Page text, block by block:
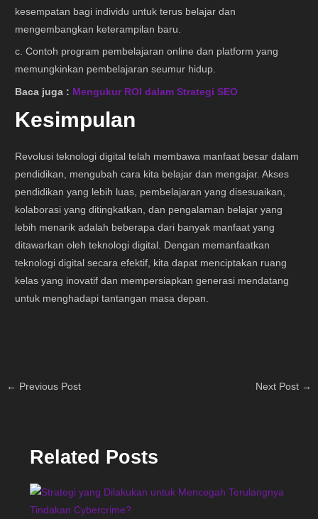
kesempatan bagi individu untuk terus belajar dan
mengembangkan keterampilan baru.
c. Contoh program pembelajaran online dan platform yang
memungkinkan pembelajaran seumur hidup.
Baca juga : Mengukur ROI dalam Strategi SEO
Kesimpulan
Revolusi teknologi digital telah membawa manfaat besar dalam
pendidikan, mengubah cara kita belajar dan mengajar. Akses
pendidikan yang lebih luas, pembelajaran yang disesuaikan,
kolaborasi yang ditingkatkan, dan pengalaman belajar yang
lebih menarik adalah beberapa dari banyak manfaat yang
ditawarkan oleh teknologi digital. Dengan memanfaatkan
teknologi digital secara efektif, kita dapat menciptakan ruang
kelas yang inovatif dan mempersiapkan generasi mendatang
untuk menghadapi tantangan masa depan.
← Previous Post Next Post →
Related Posts